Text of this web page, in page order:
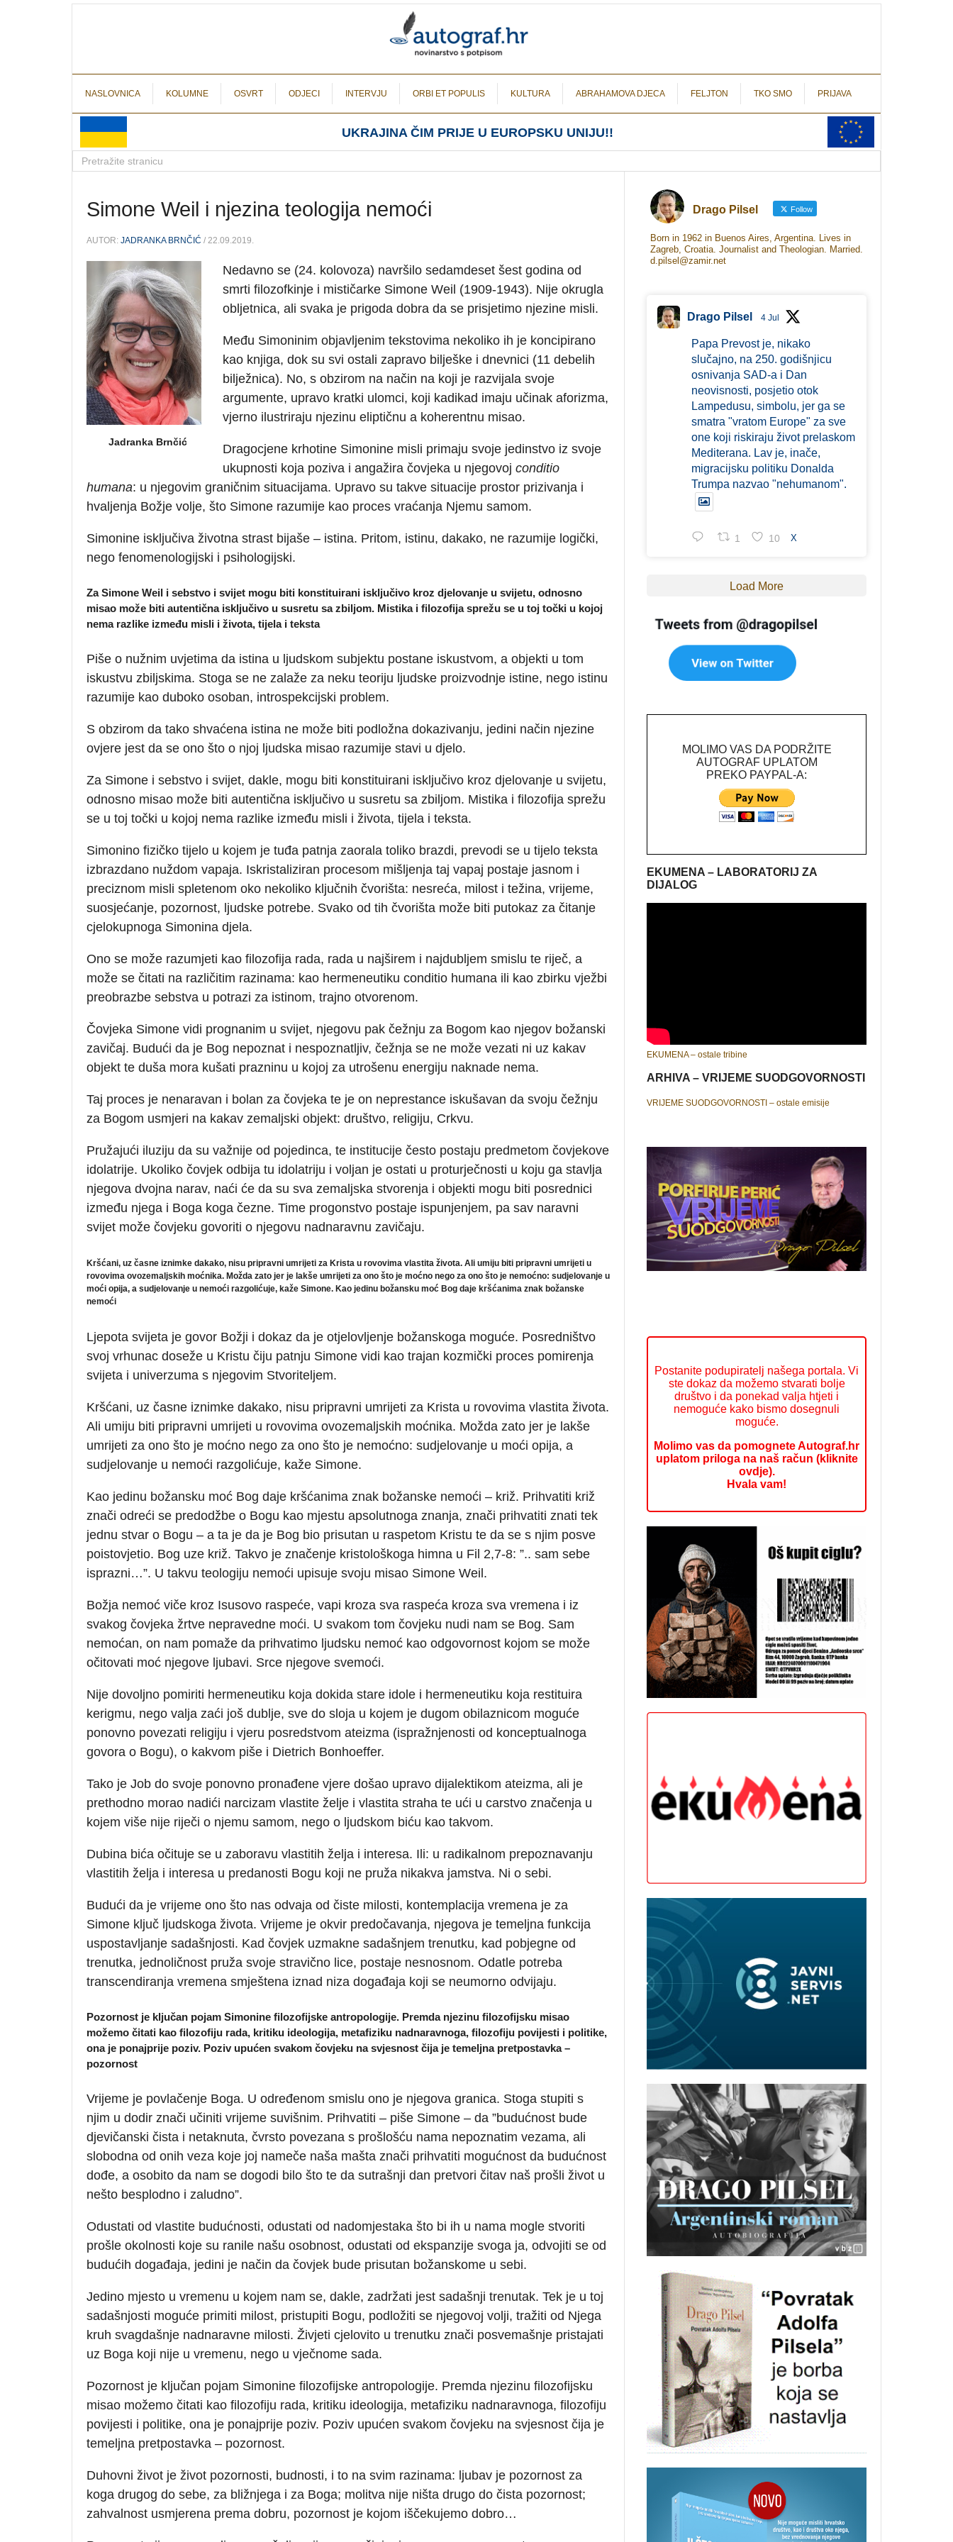
NASLOVNICA KOLUMNE OSVRT ODJECI INTERVJU ORBI ET POPULIS KULTURA ABRAHAMOVA DJECA FELJTON TKO SMO PRIJAVA
UKRAJINA ČIM PRIJE U EUROPSKU UNIJU!!
Simone Weil i njezina teologija nemoći
AUTOR: JADRANKA BRNČIĆ / 22.09.2019.
Jadranka Brnčić
Nedavno se (24. kolovoza) navršilo sedamdeset šest godina od
smrti filozofkinje i mističarke Simone Weil (1909-1943). Nije okrugla
obljetnica, ali svaka je prigoda dobra da se prisjetimo njezine misli.
Među Simoninim objavljenim tekstovima nekoliko ih je koncipirano
kao knjiga, dok su svi ostali zapravo bilješke i dnevnici (11 debelih
bilježnica). No, s obzirom na način na koji je razvijala svoje
argumente, upravo kratki ulomci, koji kadikad imaju učinak aforizma,
vjerno ilustriraju njezinu eliptičnu a koherentnu misao.
Dragocjene krhotine Simonine misli primaju svoje jedinstvo iz svoje
ukupnosti koja poziva i angažira čovjeka u njegovoj conditio
humana: u njegovim graničnim situacijama. Upravo su takve situacije prostor prizivanja i
hvaljenja Božje volje, što Simone razumije kao proces vraćanja Njemu samom.
Simonine isključiva životna strast bijaše – istina. Pritom, istinu, dakako, ne razumije logički,
nego fenomenologijski i psihologijski.
Za Simone Weil i sebstvo i svijet mogu biti konstituirani isključivo kroz djelovanje u svijetu, odnosno
misao može biti autentična isključivo u susretu sa zbiljom. Mistika i filozofija sprežu se u toj točki u kojoj
nema razlike između misli i života, tijela i teksta
Piše o nužnim uvjetima da istina u ljudskom subjektu postane iskustvom, a objekti u tom
iskustvu zbiljskima. Stoga se ne zalaže za neku teoriju ljudske proizvodnje istine, nego istinu
razumije kao duboko osoban, introspekcijski problem.
S obzirom da tako shvaćena istina ne može biti podložna dokazivanju, jedini način njezine
ovjere jest da se ono što o njoj ljudska misao razumije stavi u djelo.
Za Simone i sebstvo i svijet, dakle, mogu biti konstituirani isključivo kroz djelovanje u svijetu,
odnosno misao može biti autentična isključivo u susretu sa zbiljom. Mistika i filozofija sprežu
se u toj točki u kojoj nema razlike između misli i života, tijela i teksta.
Simonino fizičko tijelo u kojem je tuđa patnja zaorala toliko brazdi, prevodi se u tijelo teksta
izbrazdano nuždom vapaja. Iskristaliziran procesom mišljenja taj vapaj postaje jasnom i
preciznom misli spletenom oko nekoliko ključnih čvorišta: nesreća, milost i težina, vrijeme,
suosjećanje, pozornost, ljudske potrebe. Svako od tih čvorišta može biti putokaz za čitanje
cjelokupnoga Simonina djela.
Ono se može razumjeti kao filozofija rada, rada u najširem i najdubljem smislu te riječ, a
može se čitati na različitim razinama: kao hermeneutiku conditio humana ili kao zbirku vježbi
preobrazbe sebstva u potrazi za istinom, trajno otvorenom.
Čovjeka Simone vidi prognanim u svijet, njegovu pak čežnju za Bogom kao njegov božanski
zavičaj. Budući da je Bog nepoznat i nespoznatljiv, čežnja se ne može vezati ni uz kakav
objekt te duša mora kušati prazninu u kojoj za utrošenu energiju naknade nema.
Taj proces je nenaravan i bolan za čovjeka te je on neprestance iskušavan da svoju čežnju
za Bogom usmjeri na kakav zemaljski objekt: društvo, religiju, Crkvu.
Pružajući iluziju da su važnije od pojedinca, te institucije često postaju predmetom čovjekove
idolatrije. Ukoliko čovjek odbija tu idolatriju i voljan je ostati u proturječnosti u koju ga stavlja
njegova dvojna narav, naći će da su sva zemaljska stvorenja i objekti mogu biti posrednici
između njega i Boga koga čezne. Time progonstvo postaje ispunjenjem, pa sav naravni
svijet može čovjeku govoriti o njegovu nadnaravnu zavičaju.
Kršćani, uz časne iznimke dakako, nisu pripravni umrijeti za Krista u rovovima vlastita života. Ali umiju biti pripravni umrijeti u
rovovima ovozemaljskih moćnika. Možda zato jer je lakše umrijeti za ono što je moćno nego za ono što je nemoćno: sudjelovanje u
moći opija, a sudjelovanje u nemoći razgolićuje, kaže Simone. Kao jedinu božansku moć Bog daje kršćanima znak božanske
nemoći
Ljepota svijeta je govor Božji i dokaz da je otjelovljenje božanskoga moguće. Posredništvo
svoj vrhunac doseže u Kristu čiju patnju Simone vidi kao trajan kozmički proces pomirenja
svijeta i univerzuma s njegovim Stvoriteljem.
Kršćani, uz časne iznimke dakako, nisu pripravni umrijeti za Krista u rovovima vlastita života.
Ali umiju biti pripravni umrijeti u rovovima ovozemaljskih moćnika. Možda zato jer je lakše
umrijeti za ono što je moćno nego za ono što je nemoćno: sudjelovanje u moći opija, a
sudjelovanje u nemoći razgolićuje, kaže Simone.
Kao jedinu božansku moć Bog daje kršćanima znak božanske nemoći – križ. Prihvatiti križ
znači odreći se predodžbe o Bogu kao mjestu apsolutnoga znanja, znači prihvatiti znati tek
jednu stvar o Bogu – a ta je da je Bog bio prisutan u raspetom Kristu te da se s njim posve
poistovjetio. Bog uze križ. Takvo je značenje kristološkoga himna u Fil 2,7-8: ”.. sam sebe
isprazni…”. U takvu teologiju nemoći upisuje svoju misao Simone Weil.
Božja nemoć viče kroz Isusovo raspeće, vapi kroza sva raspeća kroza sva vremena i iz
svakog čovjeka žrtve nepravedne moći. U svakom tom čovjeku nudi nam se Bog. Sam
nemoćan, on nam pomaže da prihvatimo ljudsku nemoć kao odgovornost kojom se može
očitovati moć njegove ljubavi. Srce njegove svemoći.
Nije dovoljno pomiriti hermeneutiku koja dokida stare idole i hermeneutiku koja restituira
kerigmu, nego valja zaći još dublje, sve do sloja u kojem je dugom obilaznicom moguće
ponovno povezati religiju i vjeru posredstvom ateizma (ispražnjenosti od konceptualnoga
govora o Bogu), o kakvom piše i Dietrich Bonhoeffer.
Tako je Job do svoje ponovno pronađene vjere došao upravo dijalektikom ateizma, ali je
prethodno morao nadići narcizam vlastite želje i vlastita straha te ući u carstvo značenja u
kojem više nije riječi o njemu samom, nego o ljudskom biću kao takvom.
Dubina bića očituje se u zaboravu vlastitih želja i interesa. Ili: u radikalnom prepoznavanju
vlastitih želja i interesa u predanosti Bogu koji ne pruža nikakva jamstva. Ni o sebi.
Budući da je vrijeme ono što nas odvaja od čiste milosti, kontemplacija vremena je za
Simone ključ ljudskoga života. Vrijeme je okvir predočavanja, njegova je temeljna funkcija
uspostavljanje sadašnjosti. Kad čovjek uzmakne sadašnjem trenutku, kad pobjegne od
trenutka, jednoličnost pruža svoje stravično lice, postaje nesnosnom. Odatle potreba
transcendiranja vremena smještena iznad niza događaja koji se neumorno odvijaju.
Pozornost je ključan pojam Simonine filozofijske antropologije. Premda njezinu filozofijsku misao
možemo čitati kao filozofiju rada, kritiku ideologija, metafiziku nadnaravnoga, filozofiju povijesti i politike,
ona je ponajprije poziv. Poziv upućen svakom čovjeku na svjesnost čija je temeljna pretpostavka –
pozornost
Vrijeme je povlačenje Boga. U određenom smislu ono je njegova granica. Stoga stupiti s
njim u dodir znači učiniti vrijeme suvišnim. Prihvatiti – piše Simone – da ”budućnost bude
djevičanski čista i netaknuta, čvrsto povezana s prošlošću nama nepoznatim vezama, ali
slobodna od onih veza koje joj nameče naša mašta znači prihvatiti mogućnost da budućnost
dođe, a osobito da nam se dogodi bilo što te da sutrašnji dan pretvori čitav naš prošli život u
nešto besplodno i zaludno”.
Odustati od vlastite budućnosti, odustati od nadomjestaka što bi ih u nama mogle stvoriti
prošle okolnosti koje su ranile našu osobnost, odustati od ekspanzije svoga ja, odvojiti se od
budućih događaja, jedini je način da čovjek bude prisutan božanskome u sebi.
Jedino mjesto u vremenu u kojem nam se, dakle, zadržati jest sadašnji trenutak. Tek je u toj
sadašnjosti moguće primiti milost, pristupiti Bogu, podložiti se njegovoj volji, tražiti od Njega
kruh svagdašnje nadnaravne milosti. Živjeti cjelovito u trenutku znači posvemašnje pristajati
uz Boga koji nije u vremenu, nego u vječnome sada.
Pozornost je ključan pojam Simonine filozofijske antropologije. Premda njezinu filozofijsku
misao možemo čitati kao filozofiju rada, kritiku ideologija, metafiziku nadnaravnoga, filozofiju
povijesti i politike, ona je ponajprije poziv. Poziv upućen svakom čovjeku na svjesnost čija je
temeljna pretpostavka – pozornost.
Duhovni život je život pozornosti, budnosti, i to na svim razinama: ljubav je pozornost za
koga drugog do sebe, za bližnjega i za Boga; molitva nije ništa drugo do čista pozornost;
zahvalnost usmjerena prema dobru, pozornost je kojom iščekujemo dobro…
Drago Pilsel Follow
Born in 1962 in Buenos Aires, Argentina. Lives in
Zagreb, Croatia. Journalist and Theologian. Married.
d.pilsel@zamir.net
Drago Pilsel 4 Jul
Papa Prevost je, nikako
slučajno, na 250. godišnjicu
osnivanja SAD-a i Dan
neovisnosti, posjetio otok
Lampedusu, simbolu, jer ga se
smatra "vratom Europe" za sve
one koji riskiraju život prelaskom
Mediterana. Lav je, inače,
migracijsku politiku Donalda
Trumpa nazvao "nehumanom".
1 10 X
Load More
MOLIMO VAS DA PODRŽITE
AUTOGRAF UPLATOM
PREKO PAYPAL-A:
EKUMENA – LABORATORIJ ZA
DIJALOG
EKUMENA – ostale tribine
ARHIVA – VRIJEME SUODGOVORNOSTI
VRIJEME SUODGOVORNOSTI – ostale emisije
Postanite podupiratelj našega portala. Vi
ste dokaz da možemo stvarati bolje
društvo i da ponekad valja htjeti i
nemoguće kako bismo dosegnuli
moguće.
Molimo vas da pomognete Autograf.hr
uplatom priloga na naš račun (kliknite
ovdje).
Hvala vam!